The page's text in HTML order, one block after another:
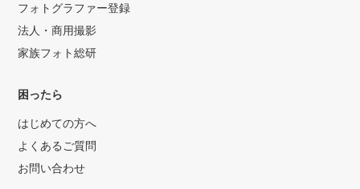
フォトグラファー登録
法人・商用撮影
家族フォト総研
困ったら
はじめての方へ
よくあるご質問
お問い合わせ